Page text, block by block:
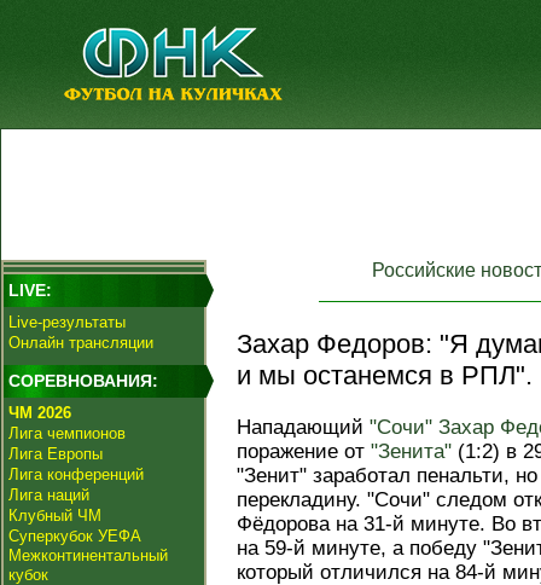
LIVE:
Live-результаты
Онлайн трансляции
СОРЕВНОВАНИЯ:
ЧМ 2026
Лига чемпионов
Лига Европы
Лига конференций
Лига наций
Клубный ЧМ
Суперкубок УЕФА
Межконтинентальный
кубок
Российские
Захар Федоров: "Я
и мы останемся в РПЛ".
Нападающий "Сочи" Захар
поражение от "Зенита" (1:2) в
"Зенит" заработал пенальти,
перекладину. "Сочи" следом
Фёдорова на 31-й минуте. Во
на 59-й минуте, а победу
который отличился на 84-й